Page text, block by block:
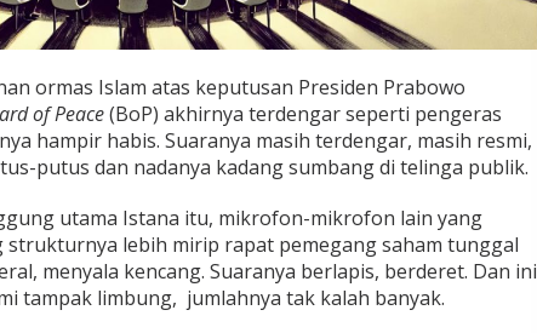
ormas Islam atas keputusan Presiden Prabowo
of Peace(BoP) akhirnya terdengar seperti pengeras
hampir habis. Suaranya masih terdengar, masih resmi,
putus dan nadanya kadang sumbang di telinga publik.
utama Istana itu, mikrofon-mikrofon lain yang
strukturnya lebih mirip rapat pemegang saham tunggal
menyala kencang. Suaranya berlapis, berderet. Dan ini
tampak limbung, jumlahnya tak kalah banyak.